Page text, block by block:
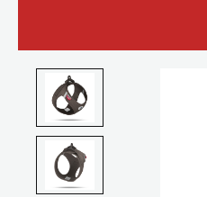
Bildergalerie überspringen